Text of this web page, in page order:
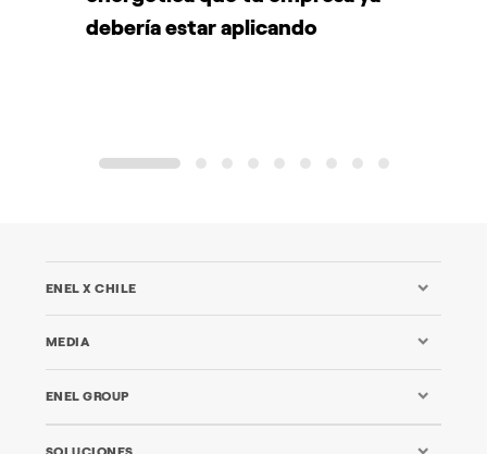
debería estar aplicando
1 2 3 4 5 6 7 8 9
ENEL X CHILE
MEDIA
ENEL GROUP